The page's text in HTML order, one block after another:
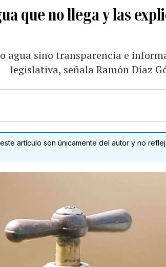
que no llega y las
agua sino transparencia e
legislativa, señala Ramón Díaz
artículo son únicamente del autor y no